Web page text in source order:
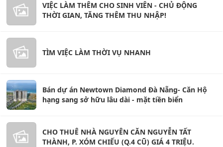
VIỆC LÀM THÊM CHO SINH VIÊN - CHỦ ĐỘNG
THỜI GIAN, TĂNG THÊM THU NHẬP!
TÌM VIỆC LÀM THỜI VỤ NHANH
Bán dự án Newtown Diamond Đà Nẵng- Căn Hộ
hạng sang sở hữu lâu dài - mặt tiền biển
CHO THUÊ NHÀ NGUYÊN CĂN NGUYỄN TẤT
THÀNH, P. XÓM CHIẾU (Q.4 CŨ) GIÁ 4 TRIỆU.